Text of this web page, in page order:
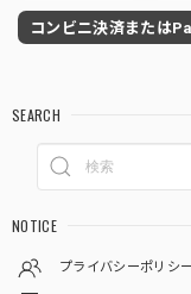
コンビニ決済または
SEARCH
NOTICE
プライバシーポリシー